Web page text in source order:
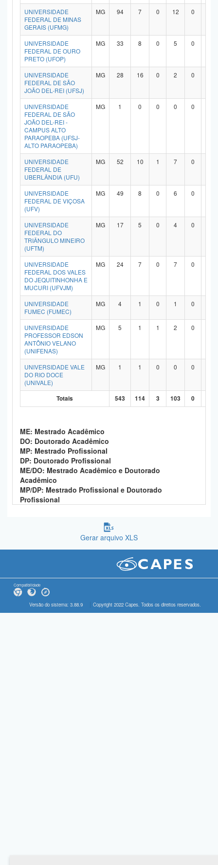
UNIVERSIDADE
FEDERAL DE MINAS
GERAIS (UFMG)
MG 94 7 0 12 0
UNIVERSIDADE
FEDERAL DE OURO
PRETO (UFOP)
MG 33 8 0 5 0
UNIVERSIDADE
FEDERAL DE SÃO
JOÃO DEL-REI (UFSJ)
MG 28 16 0 2 0
UNIVERSIDADE
FEDERAL DE SÃO
JOÃO DEL-REI -
CAMPUS ALTO
PARAOPEBA (UFSJ-
ALTO PARAOPEBA)
MG 1 0 0 0 0
UNIVERSIDADE
FEDERAL DE
UBERLÂNDIA (UFU)
MG 52 10 1 7 0
UNIVERSIDADE
FEDERAL DE VIÇOSA
(UFV)
MG 49 8 0 6 0
UNIVERSIDADE
FEDERAL DO
TRIÂNGULO MINEIRO
(UFTM)
MG 17 5 0 4 0
UNIVERSIDADE
FEDERAL DOS VALES
DO JEQUITINHONHA E
MUCURI (UFVJM)
MG 24 7 0 7 0
UNIVERSIDADE
FUMEC (FUMEC)
MG 4 1 0 1 0
UNIVERSIDADE
PROFESSOR EDSON
ANTÔNIO VELANO
(UNIFENAS)
MG 5 1 1 2 0
UNIVERSIDADE VALE
DO RIO DOCE
(UNIVALE)
MG 1 1 0 0 0
Totais 543 114 3 103 0
ME: Mestrado Acadêmico
DO: Doutorado Acadêmico
MP: Mestrado Profissional
DP: Doutorado Profissional
ME/DO: Mestrado Acadêmico e Doutorado
Acadêmico
MP/DP: Mestrado Profissional e Doutorado
Profissional
Gerar arquivo XLS
Compatibilidade
Versão do sistema: 3.88.9 Copyright 2022 Capes. Todos os direitos reservados.